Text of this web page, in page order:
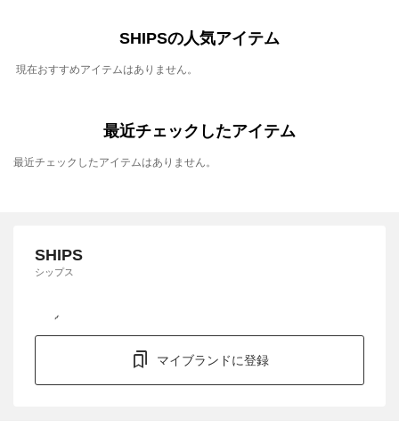
SHIPSの人気アイテム
現在おすすめアイテムはありません。
最近チェックしたアイテム
最近チェックしたアイテムはありません。
SHIPS
シップス
マイブランドに登録